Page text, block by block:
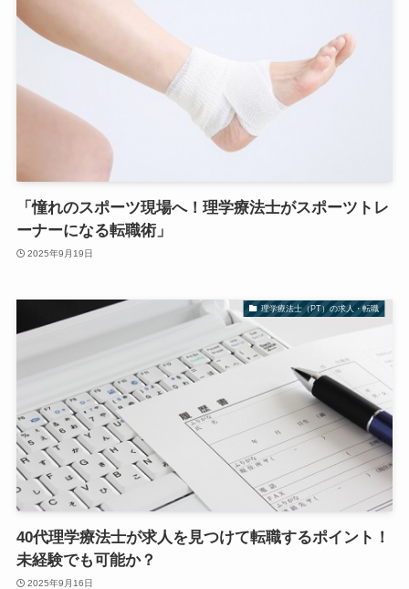
「憧れのスポーツ現場へ！理学療法士がスポーツトレ
ーナーになる転職術」
2025年9月19日
理学療法士（PT）の求人・転職
40代理学療法士が求人を見つけて転職するポイント！
未経験でも可能か？
2025年9月16日